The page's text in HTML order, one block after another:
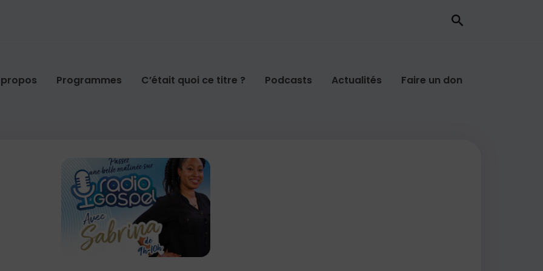
propos Programmes C’était quoi ce titre ? Podcasts Actualités Faire un don